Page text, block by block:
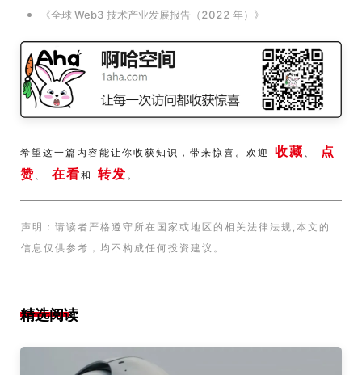
《全球 Web3 技术产业发展报告（2022 年）》
希望这一篇内容能让你收获知识，带来惊喜。欢迎 收藏
点
赞
在看和 转发 。
声明：请读者严格遵守所在国家或地区的相关法律法规,本文的
信息仅供参考，均不构成任何投资建议。
精选阅读